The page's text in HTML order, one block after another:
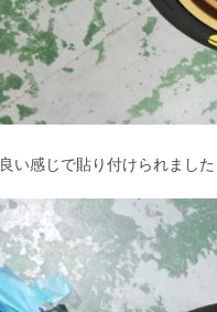
良い感じで貼り付けられました